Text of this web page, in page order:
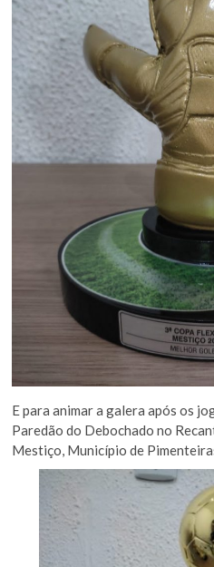
E para animar a galera após os
Paredão do Debochado no
Mestiço, Município de